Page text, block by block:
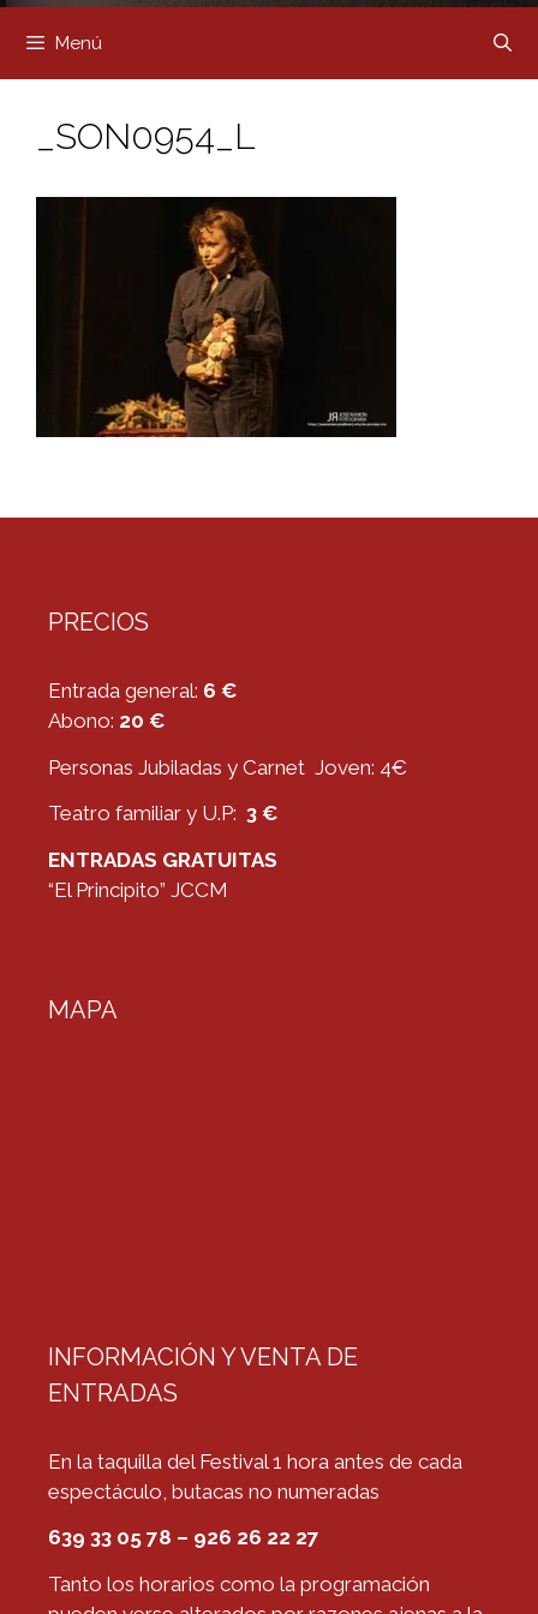
Menú
_SON0954_L
PRECIOS
Entrada general: 6 €
Abono: 20 €
Personas Jubiladas y Carnet Joven: 4€
Teatro familiar y U.P: 3 €
ENTRADAS GRATUITAS
“El Principito” JCCM
MAPA
INFORMACIÓN Y VENTA DE
ENTRADAS
En la taquilla del Festival 1 hora antes de cada
espectáculo, butacas no numeradas
639 33 05 78 – 926 26 22 27
Tanto los horarios como la programación